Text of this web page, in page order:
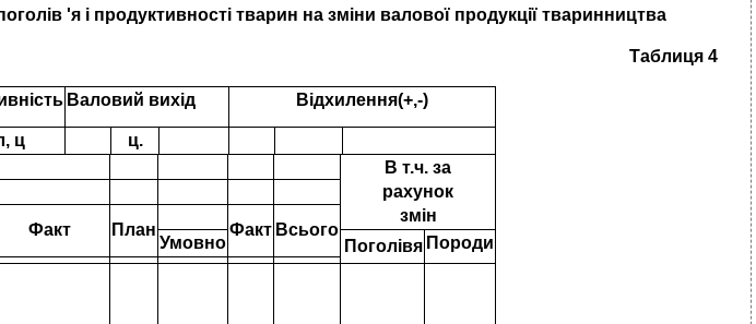
'я і продуктивності тварин на зміни валової продукції тваринництва
Таблиця 4
Валовий вихід Відхилення(+,-)
ц
ц.
В т.ч. за
рахунок
змін
Факт План Факт Всього
Умовно Поголівя Породи